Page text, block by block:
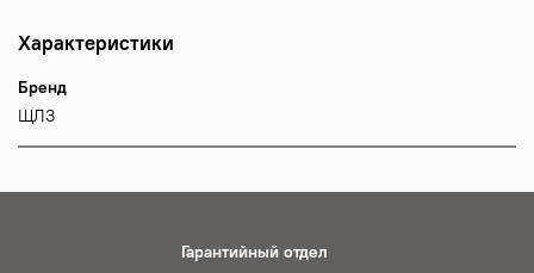
Характеристики
Бренд
ЩЛЗ
Гарантийный отдел